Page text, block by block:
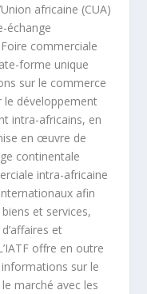
africaine (CUA)
échange
commerciale
forme unique
sur le commerce
le développement
intra-africains, en
en œuvre de
continentale
intra-africaine
afin
et services,
et
offre en outre
sur le
marché avec les